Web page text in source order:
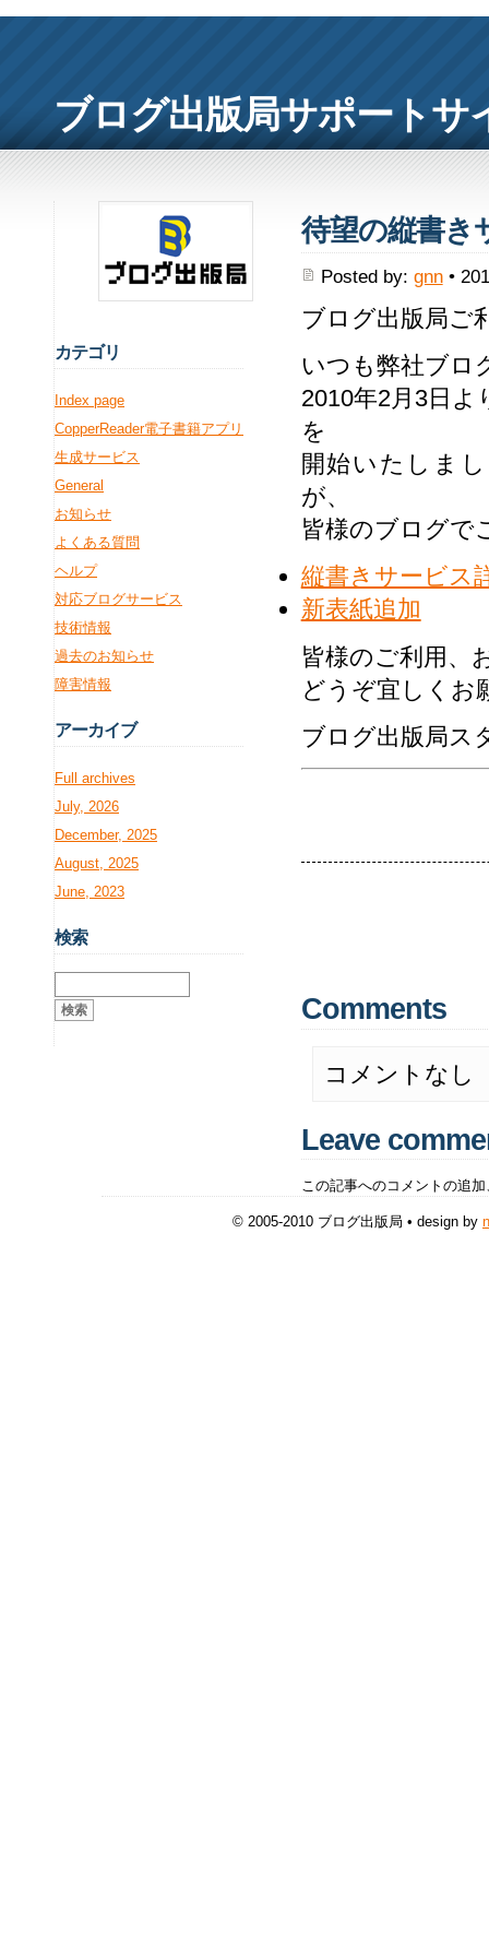
ブログ出版局サポートサ
待望の縦書き
Posted by: gnn•
ブログ出版局ご
いつも弊社ブロ
2010年2月3日
を
開始いたしま
が、
皆様のブログで
縦書きサービス
新表紙追加
皆様のご利用、
どうぞ宜しくお
ブログ出版局ス
Comments
コメントなし
Leave
この記事へのコメントの追
カテゴリ
Index page
CopperReader電子書籍アプリ
生成サービス
General
お知らせ
よくある質問
ヘルプ
対応ブログサービス
技術情報
過去のお知らせ
障害情報
アーカイブ
Full archives
July, 2026
December, 2025
August, 2025
June, 2023
検索
© 2005-2010 ブログ出版局 • design by